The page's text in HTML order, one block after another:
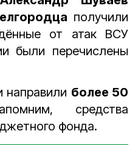
получили
от атак ВСУ
были перечислены
направили более 50
средства
фонда.